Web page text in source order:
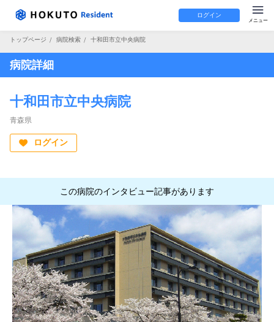
ログイン
トップページ / 病院検索 / 十和田市立中央病院
病院詳細
十和田市立中央病院
青森県
ログイン
この病院のインタビュー記事があります